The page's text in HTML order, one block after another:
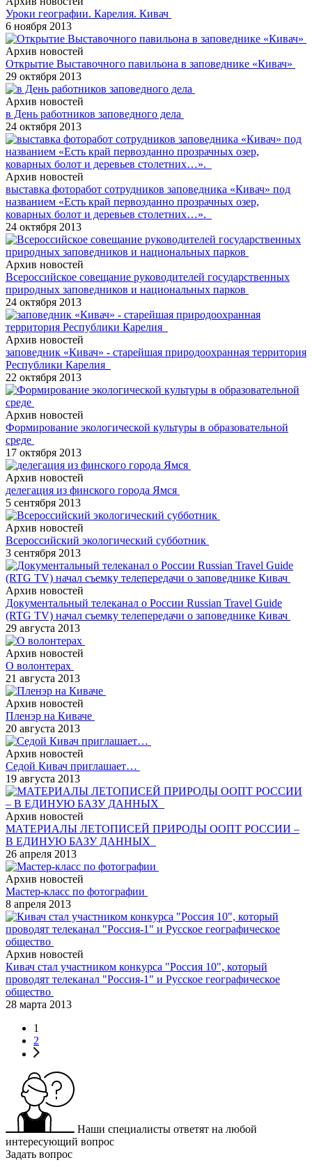
Уроки географии. Карелия. Кивач
6 ноября 2013
Архив новостей
Открытие Выставочного павильона в заповеднике «Кивач»
29 октября 2013
Архив новостей
в День работников заповедного дела
24 октября 2013
Архив новостей
выставка фоторабот сотрудников заповедника «Кивач» под
названием «Есть край первозданно прозрачных озер,
коварных болот и деревьев столетних…».
24 октября 2013
Архив новостей
Всероссийское совещание руководителей государственных
природных заповедников и национальных парков
24 октября 2013
Архив новостей
заповедник «Кивач» - старейшая природоохранная территория
Республики Карелия
22 октября 2013
Архив новостей
Формирование экологической культуры в образовательной
среде
17 октября 2013
Архив новостей
делегация из финского города Ямся
5 сентября 2013
Архив новостей
Всероссийский экологический субботник
3 сентября 2013
Архив новостей
Документальный телеканал о России Russian Travel Guide
(RTG TV) начал съемку телепередачи о заповеднике Кивач
29 августа 2013
Архив новостей
О волонтерах
21 августа 2013
Архив новостей
Пленэр на Киваче
20 августа 2013
Архив новостей
Седой Кивач приглашает…
19 августа 2013
Архив новостей
МАТЕРИАЛЫ ЛЕТОПИСЕЙ ПРИРОДЫ ООПТ РОССИИ –
В ЕДИНУЮ БАЗУ ДАННЫХ
26 апреля 2013
Архив новостей
Мастер-класс по фотографии
8 апреля 2013
Архив новостей
Кивач стал участником конкурса "Россия 10", который
проводят телеканал "Россия-1" и Русское географическое
общество
28 марта 2013
1
2
Наши специалисты ответят на любой
интересующий вопрос
Задать вопрос